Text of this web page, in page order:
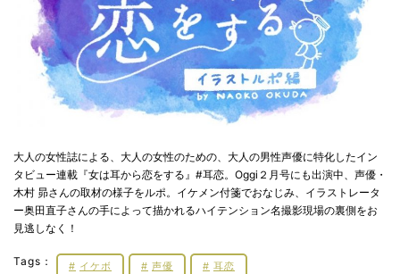
大人の女性誌による、大人の女性のための、大人の男性声優に特化したイン
タビュー連載『女は耳から恋をする』#耳恋。Oggi２月号にも出演中、声優・
木村 昴さんの取材の様子をルポ。イケメン付箋でおなじみ、イラストレータ
ー奥田直子さんの手によって描かれるハイテンション名撮影現場の裏側をお
見逃しなく！
Tags： イケボ 声優 耳恋